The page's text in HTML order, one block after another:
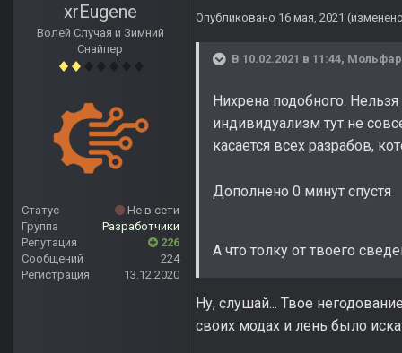
xrEugene
Волей Случая и Зимний
Снайпер
Статус
Не в сети
Группа
Разработчики
Репутация
226
Сообщений
224
Регистрация
13.12.2020
Опубликовано 16 мая, 2021
В 10.02.2021 в 11:44, Мольфар
Нихрена подобного.
индивидуализм тут не
касается всех разрабов,
Дополнено 0 минут спустя
А что толку от твоего
Ну, слушай... Твое
своих модах и лень было